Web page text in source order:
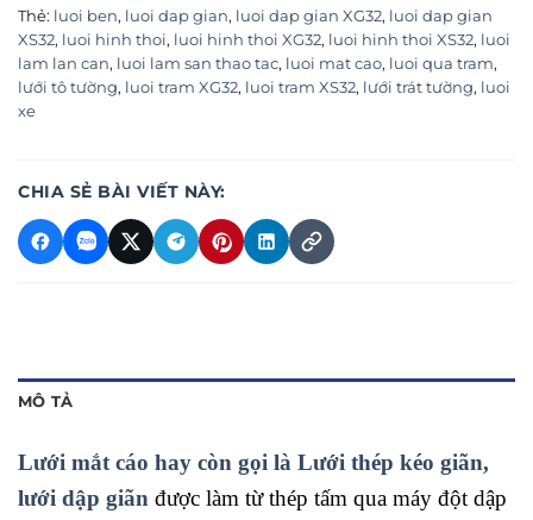
Thẻ: luoi ben, luoi dap gian, luoi dap gian XG32, luoi dap gian
XS32, luoi hinh thoi, luoi hinh thoi XG32, luoi hinh thoi XS32, luoi
lam lan can, luoi lam san thao tac, luoi mat cao, luoi qua tram,
lưới tô tường, luoi tram XG32, luoi tram XS32, lưới trát tường, luoi
xe
CHIA SẺ BÀI VIẾT NÀY:
MÔ TẢ
Lưới mắt cáo hay còn gọi là Lưới thép kéo giãn,
lưới dập giãn được làm từ thép tấm qua máy đột dập